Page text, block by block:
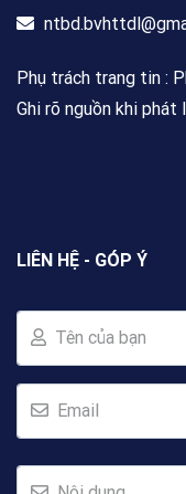
Phụ trách trang tin :
Ghi rõ nguồn khi
LIÊN HỆ - GÓP Ý
Tên của bạn
Email